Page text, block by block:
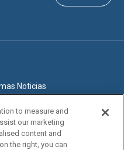
Noticias
to measure and
our marketing
content and
the right, you can